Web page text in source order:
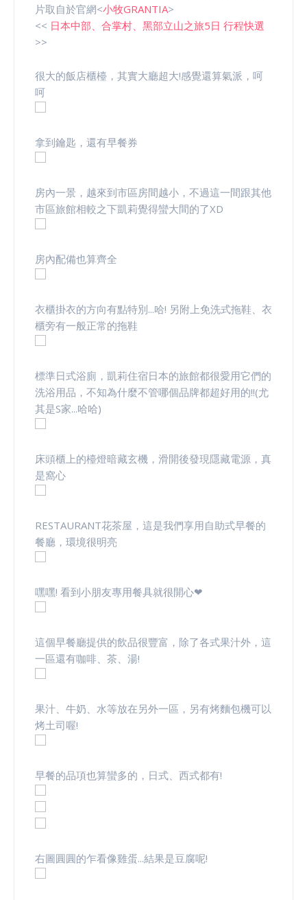
片取自於官網<小牧GRANTIA>
<< 日本中部、合掌村、黑部立山之旅5日 行程快選
>>
很大的飯店櫃檯，其實大廳超大!感覺還算氣派，呵
呵
拿到鑰匙，還有早餐券
房內一景，越來到市區房間越小，不過這一間跟其他
市區旅館相較之下凱莉覺得蠻大間的了XD
房內配備也算齊全
衣櫃掛衣的方向有點特別...哈! 另附上免洗式拖鞋、衣
櫃旁有一般正常的拖鞋
標準日式浴廁，凱莉住宿日本的旅館都很愛用它們的
洗浴用品，不知為什麼不管哪個品牌都超好用的!!(尤
其是S家...哈哈)
床頭櫃上的檯燈暗藏玄機，滑開後發現隱藏電源，真
是窩心
RESTAURANT花茶屋，這是我們享用自助式早餐的
餐廳，環境很明亮
嘿嘿! 看到小朋友專用餐具就很開心❤
這個早餐廳提供的飲品很豐富，除了各式果汁外，這
一區還有咖啡、茶、湯!
果汁、牛奶、水等放在另外一區，另有烤麵包機可以
烤土司喔!
早餐的品項也算蠻多的，日式、西式都有!
右圖圓圓的乍看像雞蛋...結果是豆腐呢!